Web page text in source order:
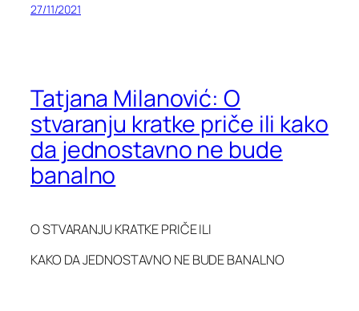
27/11/2021
Tatjana Milanović: O
stvaranju kratke priče ili kako
da jednostavno ne bude
banalno
O STVARANJU KRATKE PRIČE ILI
KAKO DA JEDNOSTAVNO NE BUDE BANALNO